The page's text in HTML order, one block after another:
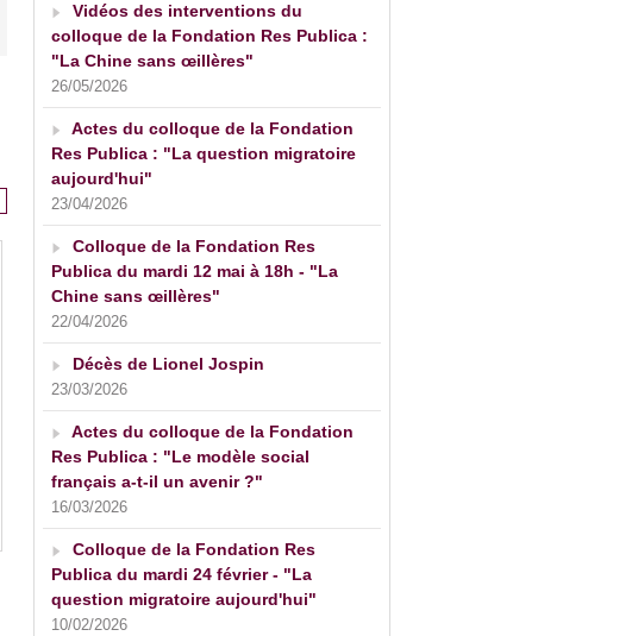
Vidéos des interventions du
colloque de la Fondation Res Publica :
"La Chine sans œillères"
26/05/2026
Actes du colloque de la Fondation
Res Publica : "La question migratoire
aujourd'hui"
23/04/2026
Colloque de la Fondation Res
Publica du mardi 12 mai à 18h - "La
Chine sans œillères"
22/04/2026
Décès de Lionel Jospin
23/03/2026
Actes du colloque de la Fondation
Res Publica : "Le modèle social
français a-t-il un avenir ?"
16/03/2026
Colloque de la Fondation Res
Publica du mardi 24 février - "La
question migratoire aujourd'hui"
10/02/2026